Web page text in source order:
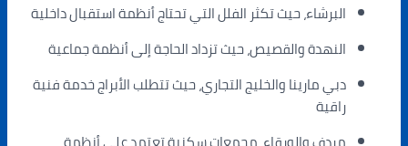
البرشاء، حيث تكثر الفلل التي تحتاج أنظمة استقبال داخلية
النهدة والقصيص، حيث تزداد الحاجة إلى أنظمة جماعية
دبي مارينا والخليج التجاري، حيث تتطلب الأبراج خدمة فنية
راقية